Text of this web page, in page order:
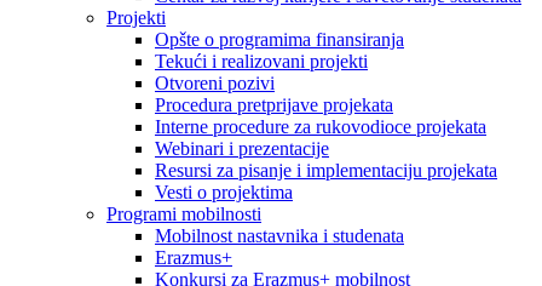
Projekti
Opšte o programima finansiranja
Tekući i realizovani projekti
Otvoreni pozivi
Procedura pretprijave projekata
Interne procedure za rukovodioce projekata
Webinari i prezentacije
Resursi za pisanje i implementaciju projekata
Vesti o projektima
Programi mobilnosti
Mobilnost nastavnika i studenata
Erazmus+
Konkursi za Erazmus+ mobilnost